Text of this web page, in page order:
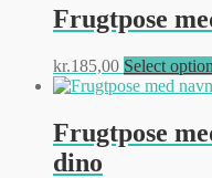
Frugtpose
kr.185,00 Select
Frugtpose
dino